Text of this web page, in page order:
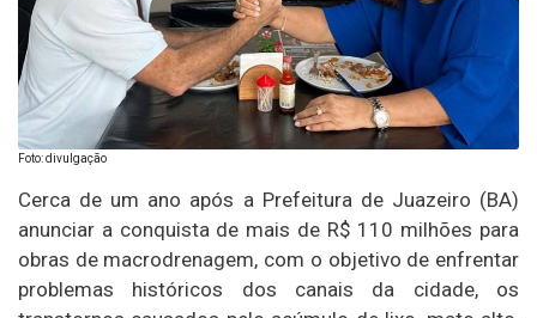
Foto: divulgação
Cerca de um ano após a Prefeitura de Juazeiro (BA)
anunciar a conquista de mais de R$ 110 milhões para
obras de macrodrenagem, com o objetivo de enfrentar
problemas históricos dos canais da cidade, os